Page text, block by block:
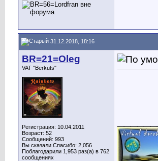
31.12.2018, 18:16
BR=21=Oleg
VAT "Berkuts"
Регистрация: 10.04.2011
Возраст: 52
Сообщений: 993
Вы сказали Спасибо: 2,056
Поблагодарили 1,953 раз(а) в 762
сообщениях